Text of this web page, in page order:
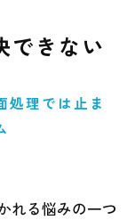
できない
処理では止ま
れる悩みの一つ